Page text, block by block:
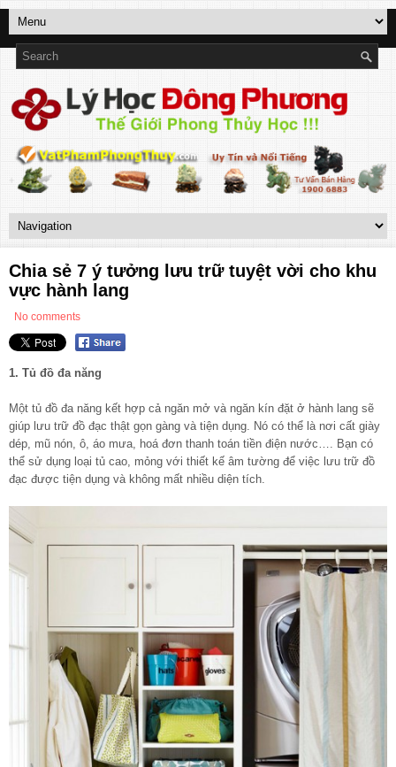
Chia sẻ 7 ý tưởng lưu trữ tuyệt vời cho khu
vực hành lang
No comments
1. Tủ đồ đa năng
Một tủ đồ đa năng kết hợp cả ngăn mở và ngăn kín đặt ở hành lang sẽ
giúp lưu trữ đồ đạc thật gọn gàng và tiện dụng. Nó có thể là nơi cất giày
dép, mũ nón, ô, áo mưa, hoá đơn thanh toán tiền điện nước…. Bạn có
thể sử dụng loại tủ cao, mỏng với thiết kế âm tường để việc lưu trữ đồ
đạc được tiện dụng và không mất nhiều diện tích.